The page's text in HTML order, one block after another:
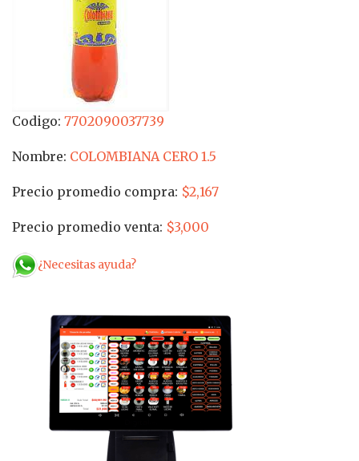
Codigo: 7702090037739
Nombre: COLOMBIANA CERO 1.5
Precio promedio compra: $2,167
Precio promedio venta: $3,000
¿Necesitas ayuda?